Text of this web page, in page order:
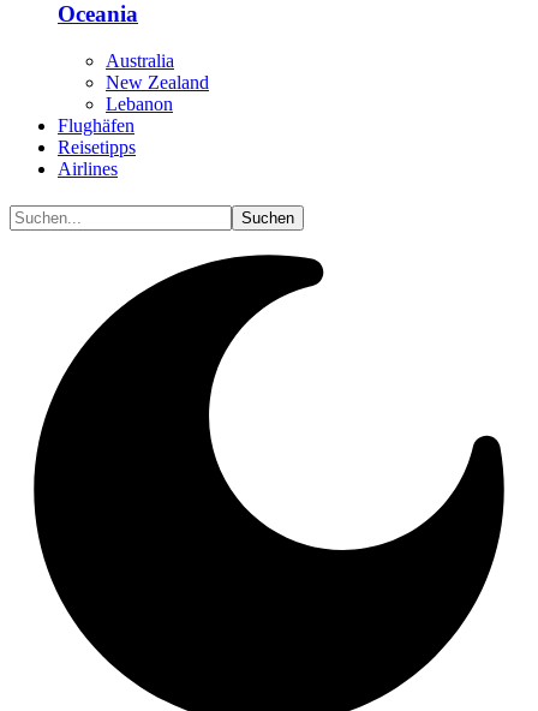
Oceania
Australia
New Zealand
Lebanon
Flughäfen
Reisetipps
Airlines